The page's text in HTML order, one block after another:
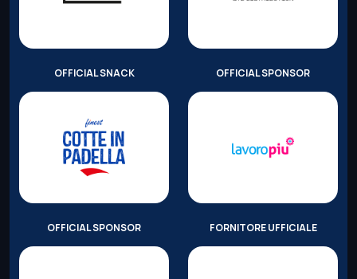
OFFICIAL SNACK OFFICIAL SPONSOR
OFFICIAL SPONSOR FORNITORE UFFICIALE